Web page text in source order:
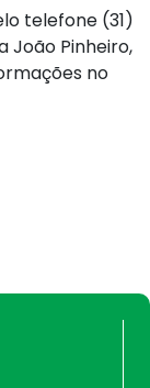
telefone (31)
João Pinheiro,
no